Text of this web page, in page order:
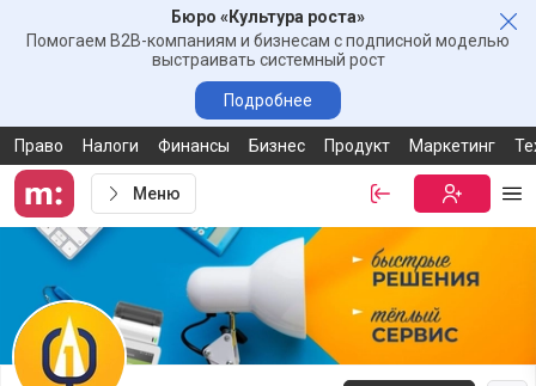
Бюро «Культура роста»
Помогаем B2B-компаниям и бизнесам с подписной моделью
выстраивать системный рост
Подробнее
Право Налоги Финансы Бизнес Продукт Маркетинг
Меню Войти